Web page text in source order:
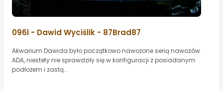
096l - Dawid Wyciślik - 87Brad87
Akwarium Dawida było początkowo nawożone serią nawozów
ADA, niestety nie sprawdziły się w konfiguracji z posiadanym
podłożem i zastą...